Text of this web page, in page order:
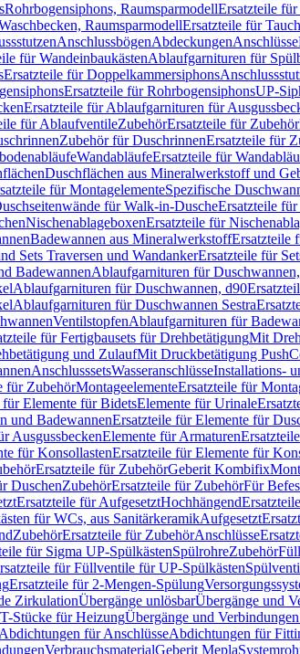
Rohrbogensiphons, RaumsparmodellErsatzteile
RaumsparmodellErsatzteile für
AnschlussbögenAbdeckungenAnschlüsse
für WandeinbaukästenAblaufgarnituren für
Ersatzteile für Doppelkammersiphons
Ersatzteile für RohrbogensiphonsUP-
Ersatzteile für Ablaufgarnituren für
für AblaufventileZubehörErsatzteile für Zubehör
Zubehör für DuschrinnenErsatzteile für
WandabläufeErsatzteile für
Duschflächen aus Mineralwerkstoff und
für MontagelementeSpezifische
für Walk-in-DuscheErsatzteile
NischenablageboxenErsatzteile für
Badewannen aus MineralwerkstoffErsatzteile
Sets Traversen und WandankerErsatzteile für
BadewannenAblaufgarnituren für
Ablaufgarnituren für Duschwannen, d90
Ablaufgarnituren für Duschwannen Sestra
VentilstopfenAblaufgarnituren für
für Fertigbausets für DrehbetätigungMit
und ZulaufMit Druckbetätigung
AnschlusssetsWasseranschlüsseInstallations-
für ZubehörMontageelementeErsatzteile für
für Elemente für BidetsElemente für Urinale
und BadewannenErsatzteile für Elemente für
AusgussbeckenElemente für Armaturen
für KonsollastenErsatzteile für Elemente für
Ersatzteile für ZubehörGeberit Kombifix
DuschenZubehörErsatzteile für ZubehörFür
Ersatzteile für AufgesetztHochhängend
für WCs, aus SanitärkeramikAufgesetzt
ZubehörErsatzteile für ZubehörAnschlüsse
für Sigma UP-SpülkästenSpülrohreZubehör
für Füllventile für UP-Spülkästen
Ersatzteile für 2-Mengen-Spülung
ZirkulationÜbergänge unlösbarÜbergänge und
T-Stücke für HeizungÜbergänge und
Abdichtungen für AnschlüsseAbdichtungen für
VerbrauchsmaterialGeberit Mepla